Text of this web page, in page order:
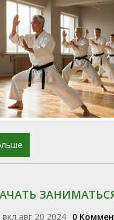
вкл авг 20 2024 0